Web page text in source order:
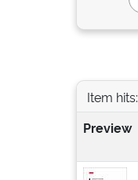
Item hits:
Preview